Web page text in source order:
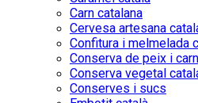
Carn catalana
Cervesa artesana
Confitura i melmelada
Conserva de peix i
Conserva vegetal
Conserves i sucs